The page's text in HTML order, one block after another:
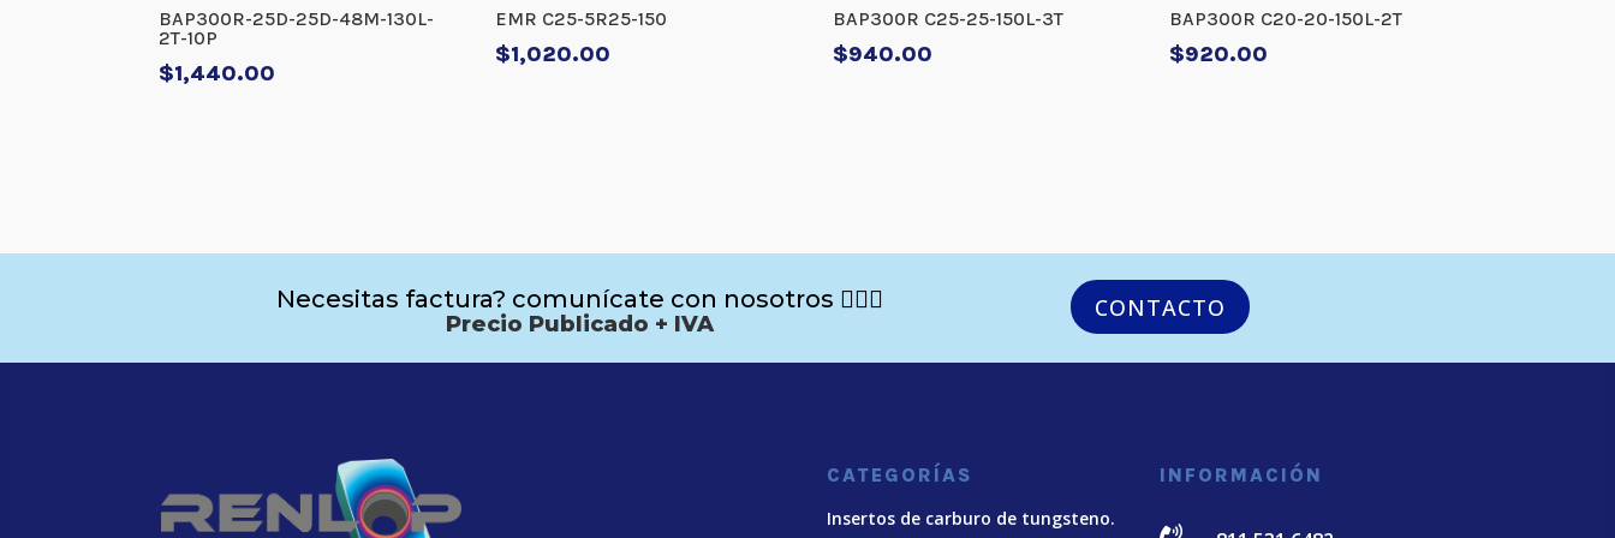
BAP300R-25D-25D-48M-130L-
2T-10P
$1,440.00
EMR C25-5R25-150
$1,020.00
BAP300R C25-25-150L-3T
$940.00
BAP300R C20-20-150L-2T
$920.00
Necesitas factura? comunícate con nosotros 🙋🏻‍♂️
Precio Publicado + IVA
CONTACTO
CATEGORÍAS
Insertos de carburo de tungsteno.
INFORMACIÓN